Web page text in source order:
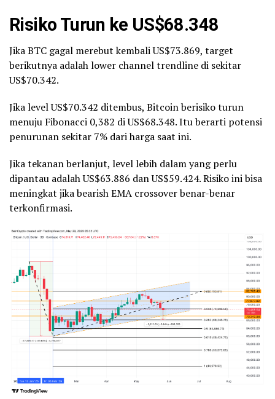
Risiko Turun ke US$68.348
Jika BTC gagal merebut kembali US$73.869, target
berikutnya adalah lower channel trendline di sekitar
US$70.342.
Jika level US$70.342 ditembus, Bitcoin berisiko turun
menuju Fibonacci 0,382 di US$68.348. Itu berarti potensi
penurunan sekitar 7% dari harga saat ini.
Jika tekanan berlanjut, level lebih dalam yang perlu
dipantau adalah US$63.886 dan US$59.424. Risiko ini bisa
meningkat jika bearish EMA crossover benar-benar
terkonfirmasi.